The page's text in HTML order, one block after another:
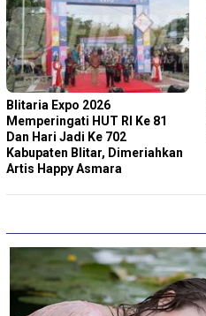
Blitaria Expo 2026
Memperingati HUT RI Ke 81
Dan Hari Jadi Ke 702
Kabupaten Blitar, Dimeriahkan
Artis Happy Asmara